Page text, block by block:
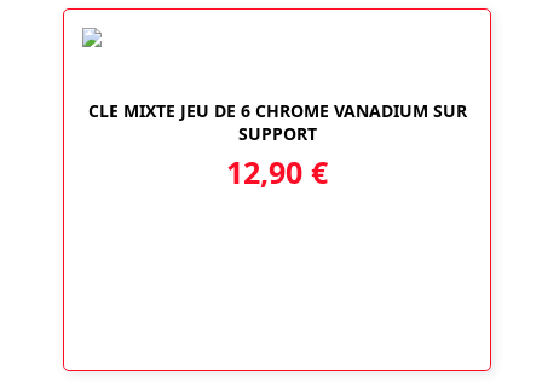
CLE MIXTE JEU DE 6 CHROME VANADIUM SUR
SUPPORT
12,90 €